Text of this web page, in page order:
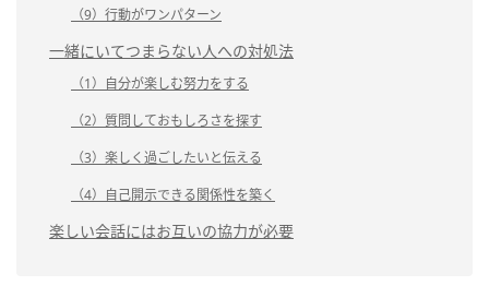
（9）行動がワンパターン
一緒にいてつまらない人への対処法
（1）自分が楽しむ努力をする
（2）質問しておもしろさを探す
（3）楽しく過ごしたいと伝える
（4）自己開示できる関係性を築く
楽しい会話にはお互いの協力が必要